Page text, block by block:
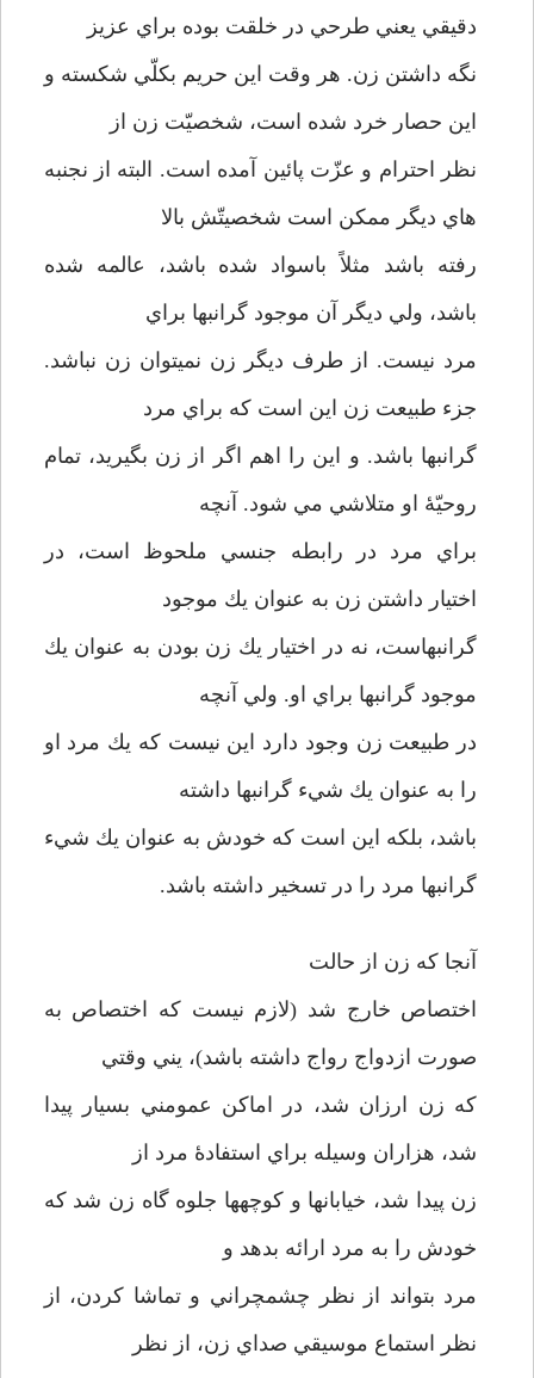
دقيقي يعني طرحي در خلقت بوده براي عزيز
نگه داشتن زن. هر وقت اين حريم بكلّي شكسته و
اين حصار خرد شده است، شخصيّت زن از
نظر احترام و عزّت پائين آمده است. البته از نجنبه
هاي ديگر ممكن است شخصيتّش بالا
رفته باشد مثلاً باسواد شده باشد، عالمه شده
باشد، ولي ديگر آن موجود گرانبها براي
مرد نيست. از طرف ديگر زن نمي­توان زن نباشد.
جزء طبيعت زن اين است كه براي مرد
گرانبها باشد. و اين را اهم اگر از زن بگيريد، تمام
روحيّۀ او متلاشي مي شود. آنچه
براي مرد در رابطه جنسي ملحوظ است، در
اختيار داشتن زن به عنوان يك موجود
گرانبهاست، نه در اختيار يك زن بودن به عنوان يك
موجود گرانبها براي او. ولي آنچه
در طبيعت زن وجود دارد اين نيست كه يك مرد او
را به عنوان يك شيء گرانبها داشته
باشد، بلكه اين است كه خودش به عنوان يك شيء
گرانبها مرد را در تسخير داشته باشد.
آنجا كه زن از حالت
اختصاص خارج شد (لازم نيست كه اختصاص به
صورت ازدواج رواج داشته باشد)، يني وقتي
كه زن ارزان شد، در اماكن عمومني بسيار پيدا
شد، هزاران وسيله براي استفادۀ مرد از
زن پيدا شد، خيابانها و كوچه­ها جلوه گاه زن شد كه
خودش را به مرد ارائه بدهد و
مرد بتواند از نظر چشم­چراني و تماشا كردن، از
نظر استماع موسيقي صداي زن، از نظر